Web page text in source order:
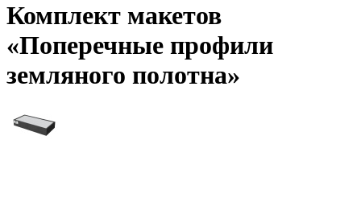
Комплект макетов
«Поперечные профили
земляного полотна»